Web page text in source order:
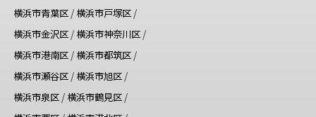
横浜市青葉区/ 横浜市戸塚区/
横浜市金沢区/ 横浜市神奈川区/
横浜市港南区/ 横浜市都筑区/
横浜市瀬谷区/ 横浜市旭区/
横浜市泉区/ 横浜市鶴見区/